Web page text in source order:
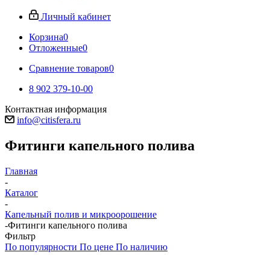
Личный кабинет
Корзина0
Отложенные0
Сравнение товаров0
8 902 379-10-00
Контактная информация
info@citisfera.ru
Фитинги капельного полива
Главная
-
Каталог
-
Капельный полив и микроорошение
-Фитинги капельного полива
Фильтр
По популярности По цене По наличию